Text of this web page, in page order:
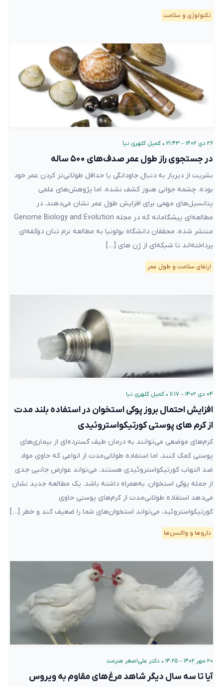
تکنولوژی و سلامت
۲۶ دی ۱۴۰۲ – ۲۱:۴۳ • کمیل کلهری نیا
در جستجوی راز طول عمر صدف‌های ۵۰۰ ساله
بشریت از دیرباز به دنبال جاودانگی یا حداقل طولانی‌تر کردن عمر خود
بوده. چشمه جوانی هنوز کشف نشده، اما پژوهش‌های علمی
پتانسیل‌های مهمی برای افزایش طول عمر نشان می‌دهند. در
مطالعه‌ای پیشگامانه که در مجله Genome Biology and Evolution
منتشر شده، محققان دانشگاه بولونیا به مطالعه نرم تنان دوکفه‌ای
پرداخته‌اند تا شبکه‌ای از ژن های […]
ارتقای سلامت و طول عمر
۰۴ دی ۱۴۰۲ – ۱۱:۱۷ • کمیل کلهری نیا
افزایش احتمال بروز پوکی استخوان در استفاده بلند مدت
از کرم های پوستی کورتیکواستروئیدی
کرم‌های موضعی می‌توانند به درمان طیف گسترده‌ای از بیماری‌های
پوستی کمک کنند. اما استفاده طولانی‌مدت از انواعی که حاوی مواد
ضد التهاب کورتیکواستروئیدی هستند، می‌تواند عوارض جانبی جدی
از جمله پوکی استخوان، به‌همراه داشته باشد. یک مطالعه جدید نشان
می‌دهد استفاده طولانی‌مدت از کرم‌های پوستی حاوی
کورتیکواستروئید، می‌تواند استخوان‌های شما را ضعیف کند و خطر […]
دارو‌ها و واکسن‌ها
۲۰ مهر ۱۴۰۲ – ۱۴:۲۵ • دکتر علی‌اصغر هنرمند
آیا تا سه سال دیگر شاهد مرغ‌های مقاوم به ویروس